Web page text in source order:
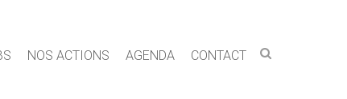
NOS ACTIONS AGENDA CONTACT